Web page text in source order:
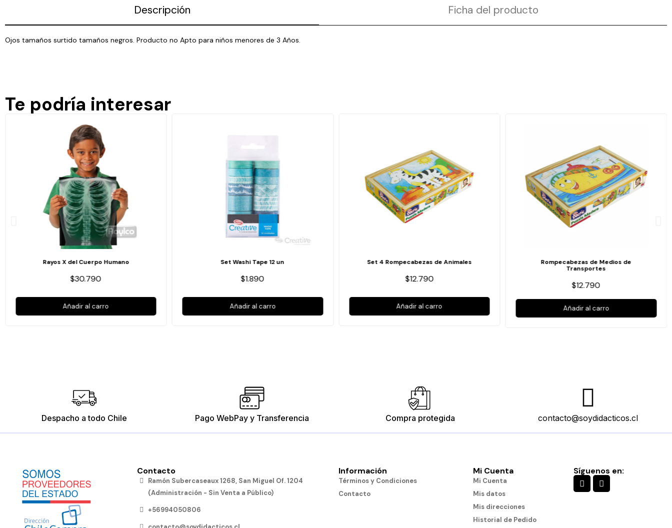
Descripción Ficha del producto
Ojos tamaños surtido tamaños negros. Producto no Apto para niños menores de 3 Años.
Te podría interesar
Rayos X del Cuerpo Humano
$30.790
Añadir al carro
Set Washi Tape 12 un
$1.890
Añadir al carro
Set 4 Rompecabezas de Animales
$12.790
Añadir al carro
Rompecabezas de Medios de
Transportes
$12.790
Añadir al carro
Despacho a todo Chile Pago WebPay y Transferencia Compra protegida contacto@soydidacticos.cl
Contacto
Ramón Subercaseaux 1268, San Miguel Of. 1204
(Administración - Sin Venta a Público)
+56994050806
Información
Términos y Condiciones
Contacto
Mi Cuenta
Mi Cuenta
Mis datos
Mis direcciones
Historial de Pedido
Síguenos en: